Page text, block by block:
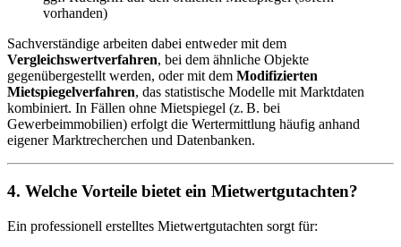
vorhanden)
Sachverständige arbeiten dabei entweder mit dem
Vergleichswertverfahren, bei dem ähnliche Objekte
gegenübergestellt werden, oder mit dem Modifizierten
Mietspiegelverfahren, das statistische Modelle mit Marktdaten
kombiniert. In Fällen ohne Mietspiegel (z. B. bei
Gewerbeimmobilien) erfolgt die Wertermittlung häufig anhand
eigener Marktrecherchen und Datenbanken.
4. Welche Vorteile bietet ein Mietwertgutachten?
Ein professionell erstelltes Mietwertgutachten sorgt für: